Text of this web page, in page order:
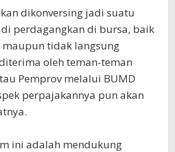
dikonversing jadi suatu
perdagangkan di bursa, baik
maupun tidak langsung
oleh teman-teman
Pemprov melalui BUMD
perpajakannya pun akan
ini adalah mendukung